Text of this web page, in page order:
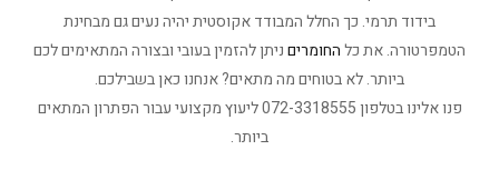
בידוד תרמי. כך החלל המבודד אקוסטית יהיה נעים גם מבחינת
הטמפרטורה. את כלהחומריםניתן להזמין בעובי ובצורה המתאימים לכם
ביותר. לא בטוחים מה מתאים? אנחנו כאן בשבילכם.
פנו אלינו בטלפון 072-3318555 ליעוץ מקצועי עבור הפתרון המתאים
ביותר.